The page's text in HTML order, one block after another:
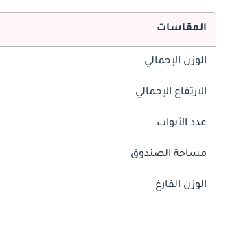
المقاسات
الوزن الإجمالي
الارتفاع الإجمالي
عدد الأبواب
مساحة الصندوق
الوزن الفارغ